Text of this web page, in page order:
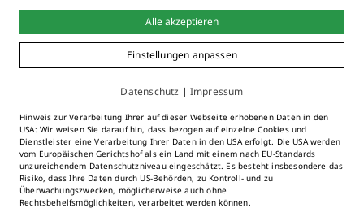
Marienplatz 3-4
87509 Immenstadt i. Allgäu
Alle akzeptieren
Einstellungen anpassen
Datenschutz | Impressum
Hinweis zur Verarbeitung Ihrer auf dieser Webseite erhobenen Daten in den
USA: Wir weisen Sie darauf hin, dass bezogen auf einzelne Cookies und
Dienstleister eine Verarbeitung Ihrer Daten in den USA erfolgt. Die USA werden
vom Europäischen Gerichtshof als ein Land mit einem nach EU-Standards
unzureichendem Datenschutzniveau eingeschätzt. Es besteht insbesondere das
Risiko, dass Ihre Daten durch US-Behörden, zu Kontroll- und zu
Überwachungszwecken, möglicherweise auch ohne
Rechtsbehelfsmöglichkeiten, verarbeitet werden können.